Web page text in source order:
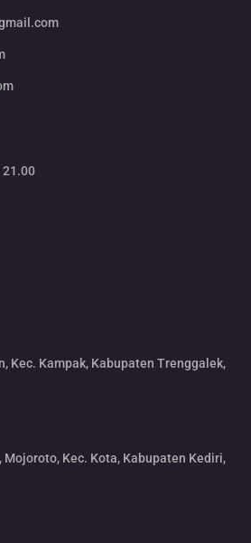
21.00
Kec. Kampak, Kabupaten Trenggalek,
Mojoroto, Kec. Kota, Kabupaten Kediri,